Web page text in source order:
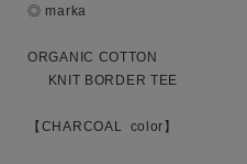
性別
MENS
◎ marka
ORGANIC COTTON
【CHARCOAL  color】